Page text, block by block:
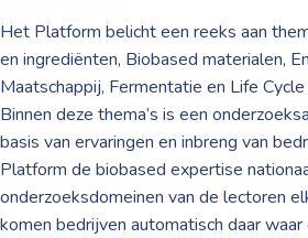
Het Platform belicht een reeks aan
en ingrediënten, Biobased materialen,
Maatschappij, Fermentatie en Life
Binnen deze thema’s is een
basis van ervaringen en inbreng van
Platform de biobased expertise
onderzoeksdomeinen van de lectoren
komen bedrijven automatisch daar